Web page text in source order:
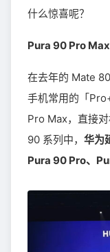
什么惊喜呢？
Pura 90 Pro
在去年的 Mate
手机常用的「
Pro Max，直接
90 系列中， 华为
Pura 90 Pro、